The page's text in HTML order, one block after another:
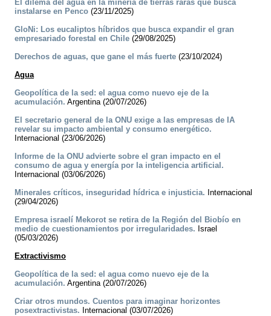
El dilema del agua en la minería de tierras raras que busca
instalarse en Penco (23/11/2025)
GloNi: Los eucaliptos híbridos que busca expandir el gran
empresariado forestal en Chile (29/08/2025)
Derechos de aguas, que gane el más fuerte (23/10/2024)
Agua
Geopolítica de la sed: el agua como nuevo eje de la
acumulación. Argentina (20/07/2026)
El secretario general de la ONU exige a las empresas de IA
revelar su impacto ambiental y consumo energético.
Internacional (23/06/2026)
Informe de la ONU advierte sobre el gran impacto en el
consumo de agua y energía por la inteligencia artificial.
Internacional (03/06/2026)
Minerales críticos, inseguridad hídrica e injusticia. Internacional
(29/04/2026)
Empresa israelí Mekorot se retira de la Región del Biobío en
medio de cuestionamientos por irregularidades. Israel
(05/03/2026)
Extractivismo
Geopolítica de la sed: el agua como nuevo eje de la
acumulación. Argentina (20/07/2026)
Criar otros mundos. Cuentos para imaginar horizontes
posextractivistas. Internacional (03/07/2026)